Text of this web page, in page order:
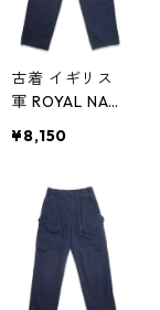
古着 イギリス
軍 ROYAL NAV
ーゴパンツ 表
gd405846n
w50514
¥8,150